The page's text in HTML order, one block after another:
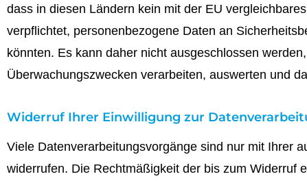
dass in diesen Ländern kein mit der EU
verpflichtet, personenbezogene Daten an
könnten. Es kann daher nicht ausgeschlossen
Überwachungszwecken verarbeiten, auswerten und
Widerruf Ihrer Einwilligung zur
Viele Datenverarbeitungsvorgänge sind nur mit Ihrer
widerrufen. Die Rechtmäßigkeit der bis zum Widerruf